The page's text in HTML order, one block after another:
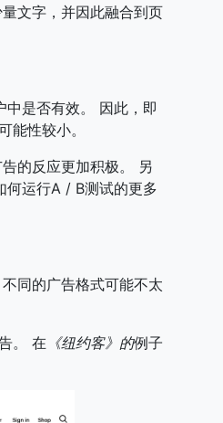
文字，并因此融合到页
是否有效。 因此，即
能性较小。
的反应更加积极。 另
何运行A / B测试的更多
同的广告格式可能不太
。 在 《纽约客》的例子